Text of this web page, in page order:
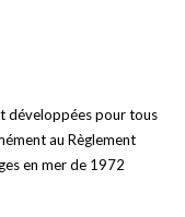
développées pour tous
au Règlement
en mer de 1972